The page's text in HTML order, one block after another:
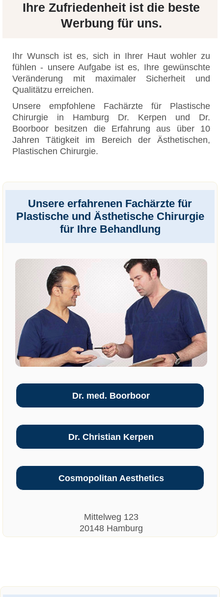
Ihre Zufriedenheit ist die beste
Werbung für uns.
Ihr Wunsch ist es, sich in Ihrer Haut wohler zu
fühlen - unsere Aufgabe ist es, Ihre gewünschte
Veränderung mit maximaler Sicherheit und
Qualitätzu erreichen.
Unsere empfohlene Fachärzte für Plastische
Chirurgie in Hamburg Dr. Kerpen und Dr.
Boorboor besitzen die Erfahrung aus über 10
Jahren Tätigkeit im Bereich der Ästhetischen,
Plastischen Chirurgie.
Unsere erfahrenen Fachärzte für
Plastische und Ästhetische Chirurgie
für Ihre Behandlung
Dr. med. Boorboor
Dr. Christian Kerpen
Cosmopolitan Aesthetics
Mittelweg 123
20148 Hamburg